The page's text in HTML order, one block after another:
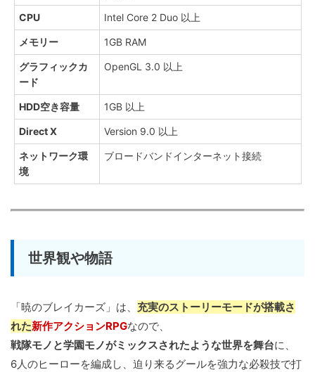
CPU Intel Core 2 Duo 以上
メモリー 1GB RAM
グラフィックカ
ード
OpenGL 3.0 以上
HDD空き容量 1GB 以上
Direct X Version 9.0 以上
ネットワーク環
境
ブロードバンドインターネット接続
世界観や物語
「暁のブレイカーズ」は、 充実のストーリーモードが搭載さ
れた新作アクションRPGなので、
戦隊モノと学園モノがミックスされたような世界を舞台に、
6人のヒーローを編成し、迫り来るグールを強力な必殺技で打